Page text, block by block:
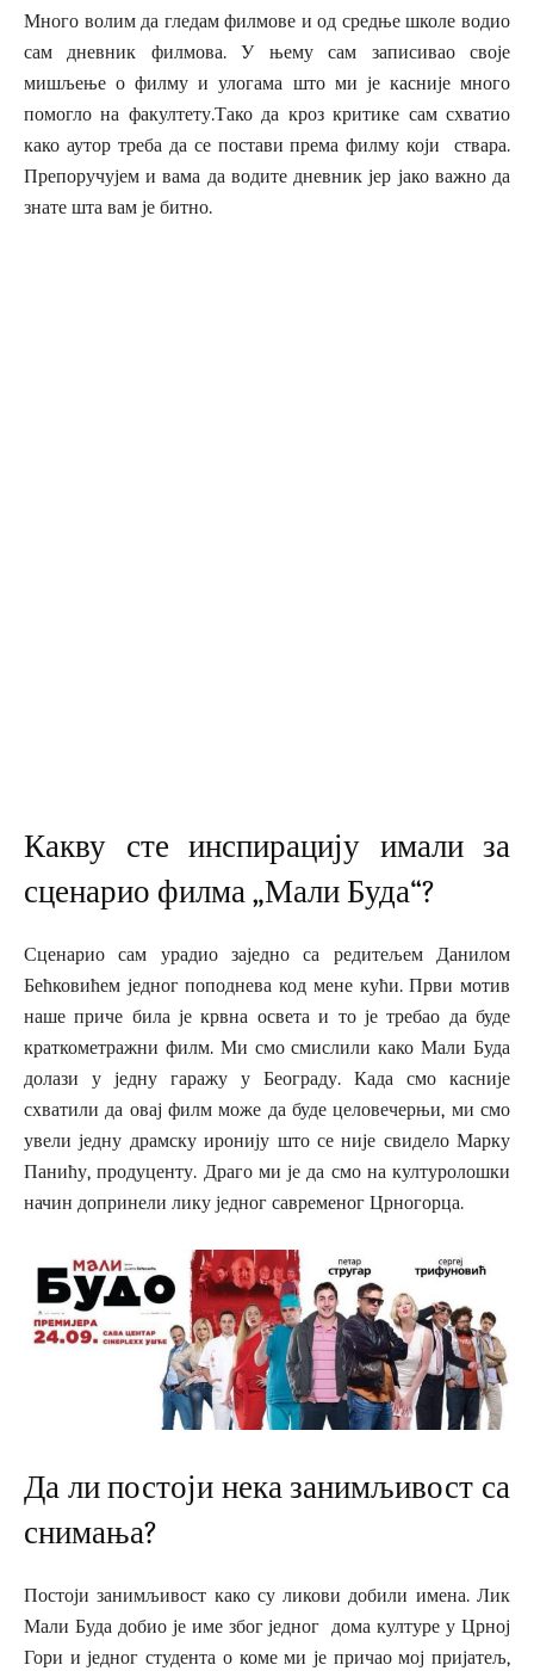
Много волим да гледам филмове и од средње школе водио
сам дневник филмова. У њему сам записивао своје
мишљење о филму и улогама што ми је касније много
помогло на факултету.Тако да кроз критике сам схватио
како аутор треба да се постави према филму који ствара.
Препоручујем и вама да водите дневник јер јако важно да
знате шта вам је битно.
Какву сте инспирацију имали за
сценарио филма „Мали Буда“?
Сценарио сам урадио заједно са редитељем Данилом
Бећковићем једног поподнева код мене кући. Први мотив
наше приче била је крвна освета и то је требао да буде
краткометражни филм. Ми смо смислили како Мали Буда
долази у једну гаражу у Београду. Када смо касније
схватили да овај филм може да буде целовечерњи, ми смо
увели једну драмску иронију што се није свидело Марку
Панићу, продуценту. Драго ми је да смо на културолошки
начин допринели лику једног савременог Црногорца.
Да ли постоји нека занимљивост са
снимања?
Постоји занимљивост како су ликови добили имена. Лик
Мали Буда добио је име због једног дома културе у Црној
Гори и једног студента о коме ми је причао мој пријатељ,